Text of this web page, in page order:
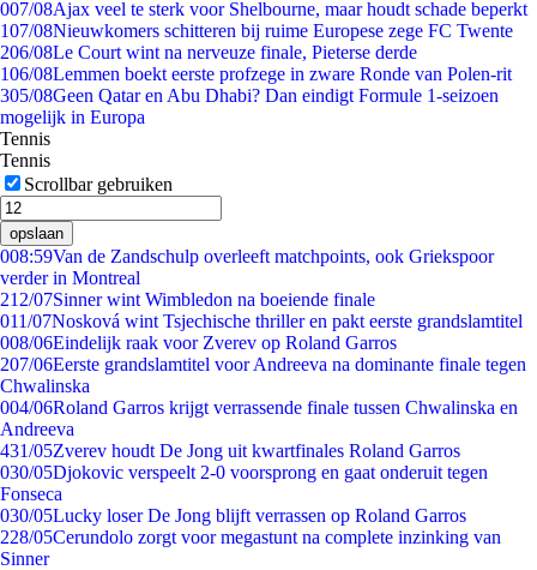
007/08Ajax veel te sterk voor Shelbourne, maar houdt schade beperkt
107/08Nieuwkomers schitteren bij ruime Europese zege FC Twente
206/08Le Court wint na nerveuze finale, Pieterse derde
106/08Lemmen boekt eerste profzege in zware Ronde van Polen-rit
305/08Geen Qatar en Abu Dhabi? Dan eindigt Formule 1-seizoen
mogelijk in Europa
Tennis
Tennis
Scrollbar gebruiken
opslaan
008:59Van de Zandschulp overleeft matchpoints, ook Griekspoor
verder in Montreal
212/07Sinner wint Wimbledon na boeiende finale
011/07Nosková wint Tsjechische thriller en pakt eerste grandslamtitel
008/06Eindelijk raak voor Zverev op Roland Garros
207/06Eerste grandslamtitel voor Andreeva na dominante finale tegen
Chwalinska
004/06Roland Garros krijgt verrassende finale tussen Chwalinska en
Andreeva
431/05Zverev houdt De Jong uit kwartfinales Roland Garros
030/05Djokovic verspeelt 2-0 voorsprong en gaat onderuit tegen
Fonseca
030/05Lucky loser De Jong blijft verrassen op Roland Garros
228/05Cerundolo zorgt voor megastunt na complete inzinking van
Sinner